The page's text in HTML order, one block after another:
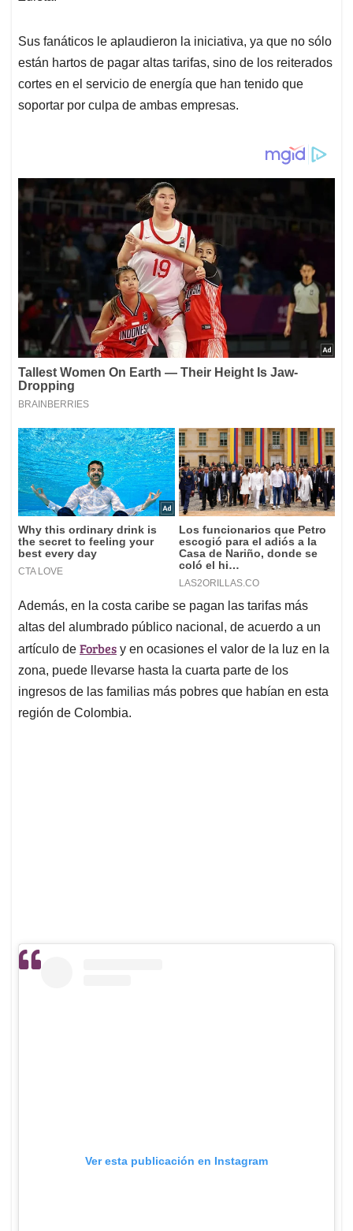
Sus fanáticos le aplaudieron la iniciativa, ya que no sólo
están hartos de pagar altas tarifas, sino de los reiterados
cortes en el servicio de energía que han tenido que
soportar por culpa de ambas empresas.
Además, en la costa caribe se pagan las tarifas más
altas del alumbrado público nacional, de acuerdo a un
artículo de Forbes y en ocasiones el valor de la luz en la
zona, puede llevarse hasta la cuarta parte de los
ingresos de las familias más pobres que habían en esta
región de Colombia.
Ver esta publicación en Instagram